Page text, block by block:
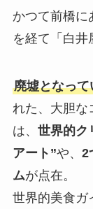
かつて前橋に
を経て「白井
廃墟となっ
れた、大胆な
は、 世界的ク
アート”や、 2
ムが点在。
世界的美食ガ